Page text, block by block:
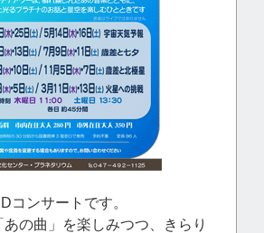
コンサートです。
の曲」を楽しみつつ、きらり